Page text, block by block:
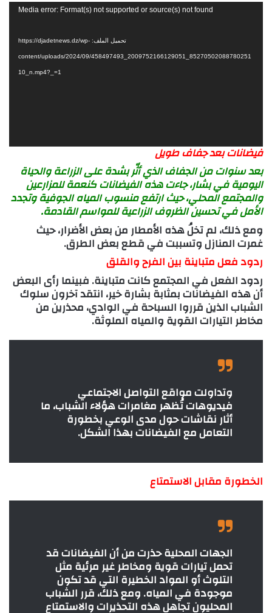
Media error: Format(s) not supported or source(s) not found
تحميل الملف: https://djadetnews.dz/wp-
content/uploads/2024/09/458497493_2009752166129051_85270502088780251
10_n.mp4?_=1
فيضانات بعد جفاف طويل
بعد سنوات من الجفاف الذي أثّر بشدة على الزراعة والحياة
اليومية في بشار، جاءت هذه الفيضانات كنعمة للمزارعين
والمجتمع المحلي، حيث ارتفع منسوب المياه الجوفية وتجدد
الأمل في تحسين الظروف الزراعية للمواسم القادمة.
ومع ذلك، لم تخلُ هذه الأمطار من بعض الأضرار، حيث
غمرت المنازل وتسببت في قطع بعض الطرق.
ردود فعل متباينة بين الفرح والقلق
ردود الفعل في المجتمع كانت متباينة. فبينما رأى البعض
أن هذه الفيضانات بمثابة بشارة خير، انتقد آخرون سلوك
الشباب الذين قرروا السباحة في الوادي، محذرين من
مخاطر التيارات القوية والمياه الملوثة.
وتداولت مواقع التواصل الاجتماعي
فيديوهات تُظهر مغامرات هؤلاء الشباب، ما
أثار نقاشات حول مدى الوعي بخطورة
التعامل مع الفيضانات بهذا الشكل.
الخطورة مقابل الاستمتاع
الجهات المحلية حذرت من أن الفيضانات قد
تحمل تيارات قوية ومخاطر غير مرئية مثل
التلوث أو المواد الخطيرة التي قد تكون
موجودة في المياه. ومع ذلك، قرر الشباب
المحليون تجاهل هذه التحذيرات والاستمتاع